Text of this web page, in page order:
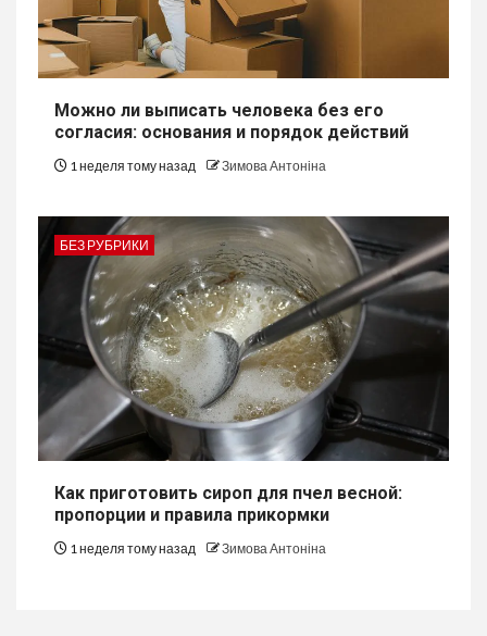
Можно ли выписать человека без его
согласия: основания и порядок действий
1 неделя тому назад Зимова Антоніна
БЕЗ РУБРИКИ
Как приготовить сироп для пчел весной:
пропорции и правила прикормки
1 неделя тому назад Зимова Антоніна